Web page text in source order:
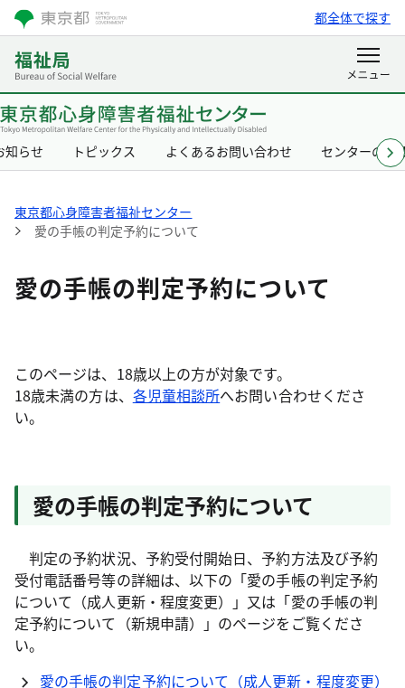
都全体で探す
知らせ トピックス よくあるお問い合わせ センターの概
東京都心身障害者福祉センター
愛の手帳の判定予約について
愛の手帳の判定予約について
このページは、18歳以上の方が対象です。
18歳未満の方は、 各児童相談所へお問い合わせくださ
い。
愛の手帳の判定予約について
判定の予約状況、予約受付開始日、予約方法及び予約
受付電話番号等の詳細は、以下の「愛の手帳の判定予約
について（成人更新・程度変更）」又は「愛の手帳の判
定予約について（新規申請）」のページをご覧くださ
い。
愛の手帳の判定予約について（成人更新・程度変更）